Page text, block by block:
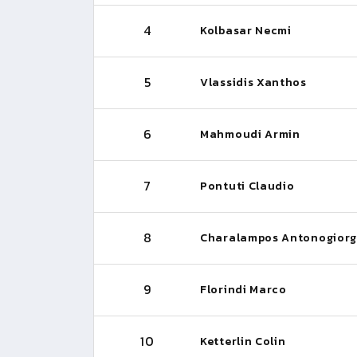
4 Kolbasar Necmi
5 Vlassidis Xanthos
6 Mahmoudi Armin
7 Pontuti Claudio
8 Charalampos
9 Florindi Marco
10 Ketterlin Colin